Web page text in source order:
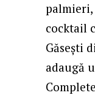
palmieri,
cocktail
Găsești
adaugă